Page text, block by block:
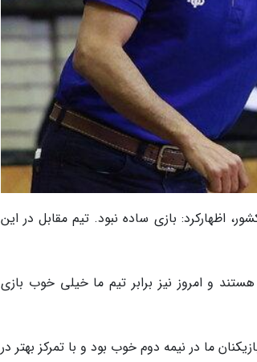
اظهارکرد: بازی ساده نبود. تیم مقابل در این
و امروز نیز برابر تیم ما خیلی خوب بازی
ما در نیمه دوم خوب بود و با تمرکز بهتر در